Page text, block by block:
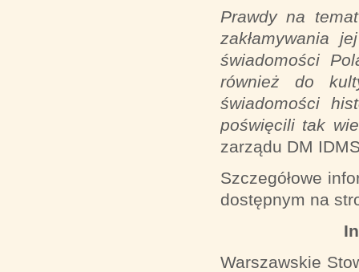
Prawdy na
zakłamywania
świadomości
również do
świadomości
poświęcili tak
zarządu DM
Szczegółowe
dostępnym na
Warszawskie